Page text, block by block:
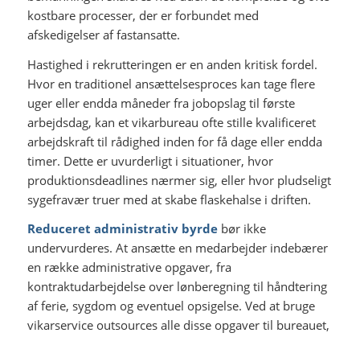
kostbare processer, der er forbundet med
afskedigelser af fastansatte.
Hastighed i rekrutteringen er en anden kritisk fordel.
Hvor en traditionel ansættelsesproces kan tage flere
uger eller endda måneder fra jobopslag til første
arbejdsdag, kan et vikarbureau ofte stille kvalificeret
arbejdskraft til rådighed inden for få dage eller endda
timer. Dette er uvurderligt i situationer, hvor
produktionsdeadlines nærmer sig, eller hvor pludseligt
sygefravær truer med at skabe flaskehalse i driften.
Reduceret administrativ byrdebør ikke
undervurderes. At ansætte en medarbejder indebærer
en række administrative opgaver, fra
kontraktudarbejdelse over lønberegning til håndtering
af ferie, sygdom og eventuel opsigelse. Ved at bruge
vikarservice outsources alle disse opgaver til bureauet,